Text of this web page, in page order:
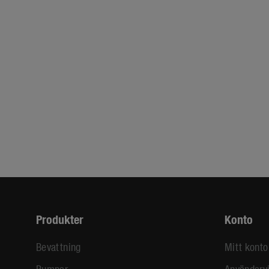
Produkter
Bevattning
Konto
Mitt konto